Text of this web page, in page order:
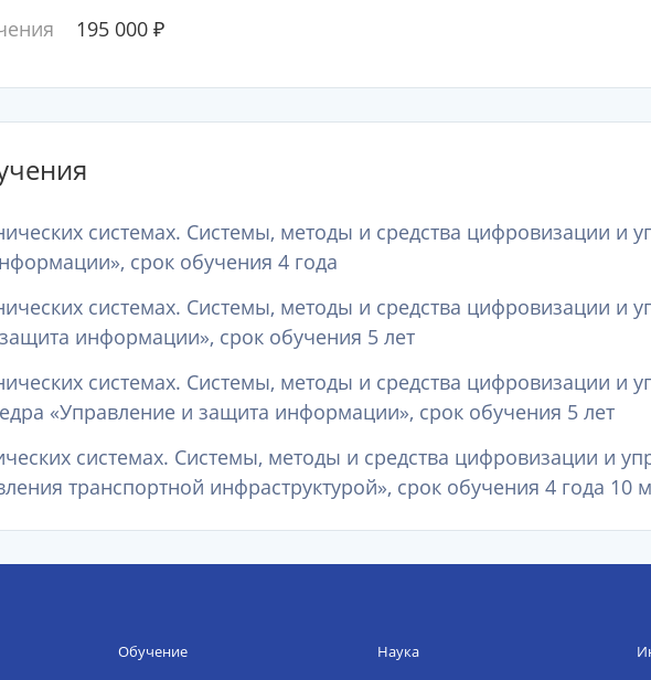
195 000 ₽
системах. Системы, методы и средства цифровизации и
срок обучения 4 года
системах. Системы, методы и средства цифровизации и
информации», срок обучения 5 лет
системах. Системы, методы и средства цифровизации и
«Управление и защита информации», срок обучения 5 лет
системах. Системы, методы и средства цифровизации и
транспортной инфраструктурой», срок обучения 4 года 10
Обучение Наука